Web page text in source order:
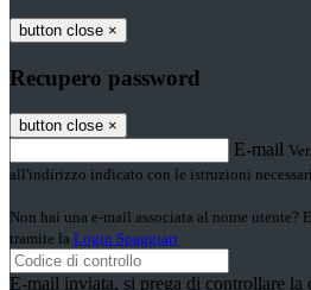
button close ×
Recupero password
button close ×
E-mail
all'indirizzo indicato con le istruzioni
Non hai una e-mail associata al nome utente?
tramite la Login Spaggiari
E-mail inviata, si prega di controllare la